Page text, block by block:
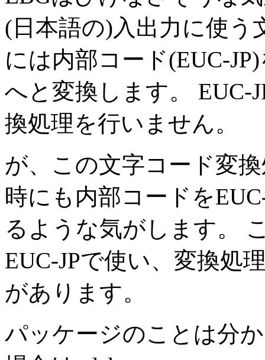
(日本語の)入出力に使う
には内部コード(EUC-
へと変換します。 EUC-
換処理を行いません。
が、この文字コード変
時にも内部コードを
るような気がします。
EUC-JPで使い、変換処
があります。
パッケージのことは分